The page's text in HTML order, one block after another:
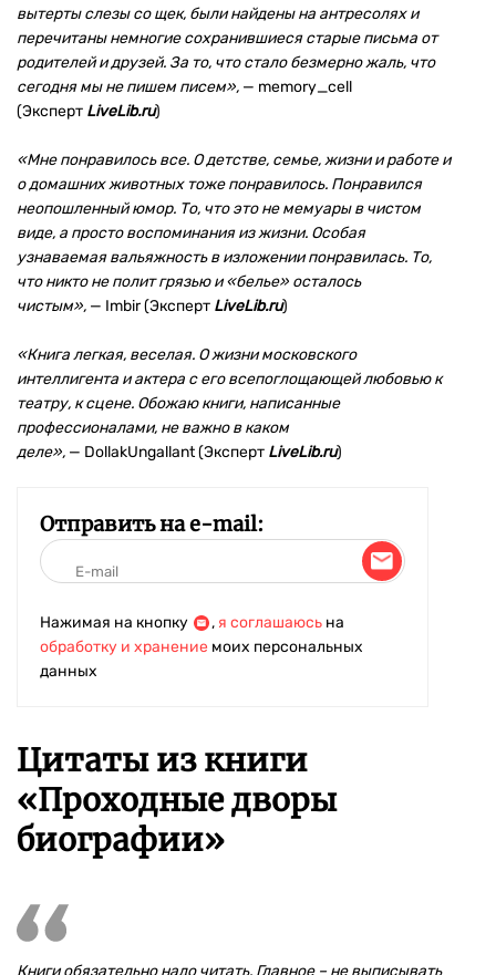
вытерты слезы со щек, были найдены на антресолях и
перечитаны немногие сохранившиеся старые письма от
родителей и друзей. За то, что стало безмерно жаль, что
сегодня мы не пишем писем», — memory_cell
(Эксперт LiveLib.ru)
«Мне понравилось все. О детстве, семье, жизни и работе и
о домашних животных тоже понравилось. Понравился
неопошленный юмор. То, что это не мемуары в чистом
виде, а просто воспоминания из жизни. Особая
узнаваемая вальяжность в изложении понравилась. То,
что никто не полит грязью и «белье» осталось
чистым», — Imbir (Эксперт LiveLib.ru)
«Книга легкая, веселая. О жизни московского
интеллигента и актера с его всепоглощающей любовью к
театру, к сцене. Обожаю книги, написанные
профессионалами, не важно в каком
деле», — DollakUngallant (Эксперт LiveLib.ru)
Отправить на e-mail:
Нажимая на кнопку , я соглашаюсь на
обработку и хранение моих персональных
данных
Цитаты из книги
«Проходные дворы
биографии»
Книги обязательно надо читать. Главное – не выписывать